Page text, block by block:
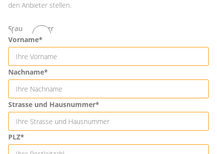
den Anbieter stellen.
Frau
Herr
Vorname*
Nachname*
Strasse und Hausnummer*
PLZ*